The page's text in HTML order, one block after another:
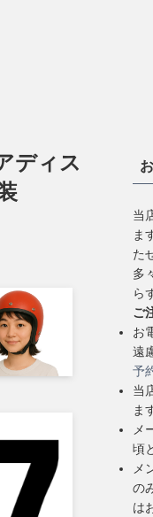
ディス
当
ま
た
多
ら
ご
お
遠
予
当
ま
メ
頃
メ
の
は